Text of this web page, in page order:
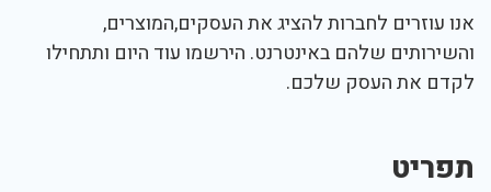
אנו עוזרים לחברות להציג את העסקים,המוצרים,
והשירותים שלהם באינטרנט. הירשמו עוד היום ותתחילו
לקדם את העסק שלכם.
תפריט